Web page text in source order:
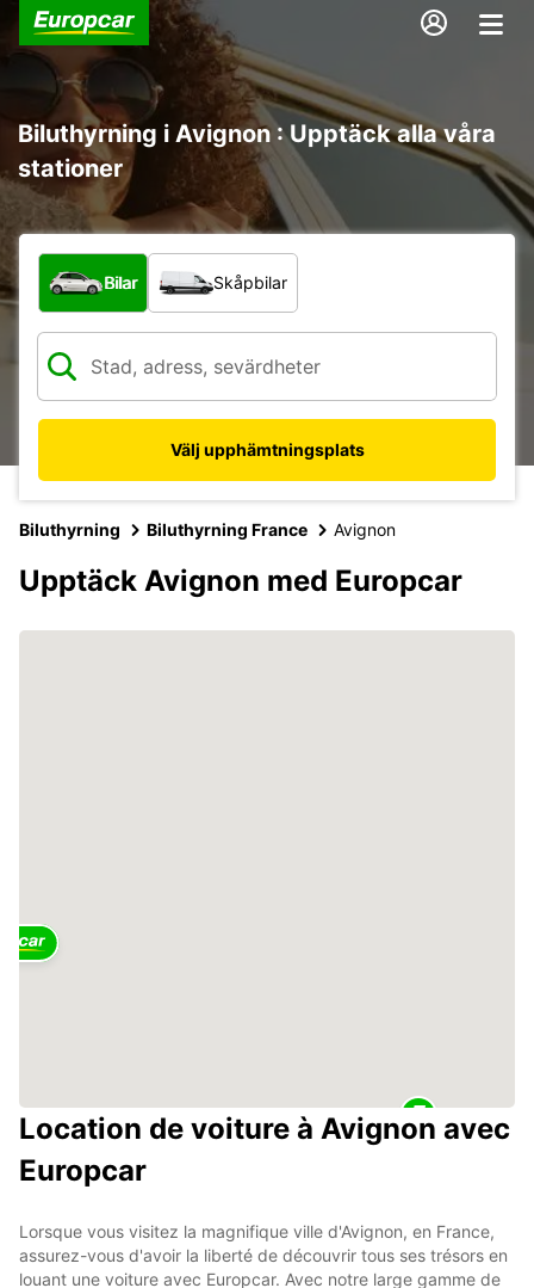
Biluthyrning i Avignon : Upptäck alla våra
stationer
Vilken typ av fordon?
Bilar Skåpbilar
Välj upphämtningsplats
Biluthyrning Biluthyrning France Avignon
Upptäck Avignon med Europcar
Location de voiture à Avignon avec
Europcar
Lorsque vous visitez la magnifique ville d'Avignon, en France,
assurez-vous d'avoir la liberté de découvrir tous ses trésors en
louant une voiture avec Europcar. Avec notre large gamme de